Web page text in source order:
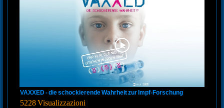
VAXXED - die schockierende Wahrheit zur Impf-Forschung
5228 Visualizzazioni